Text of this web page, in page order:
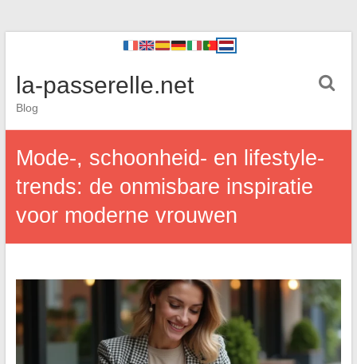
la-passerelle.net
Blog
Mode-, schoonheid- en lifestyle-
trends: de onmisbare inspiratie
voor moderne vrouwen